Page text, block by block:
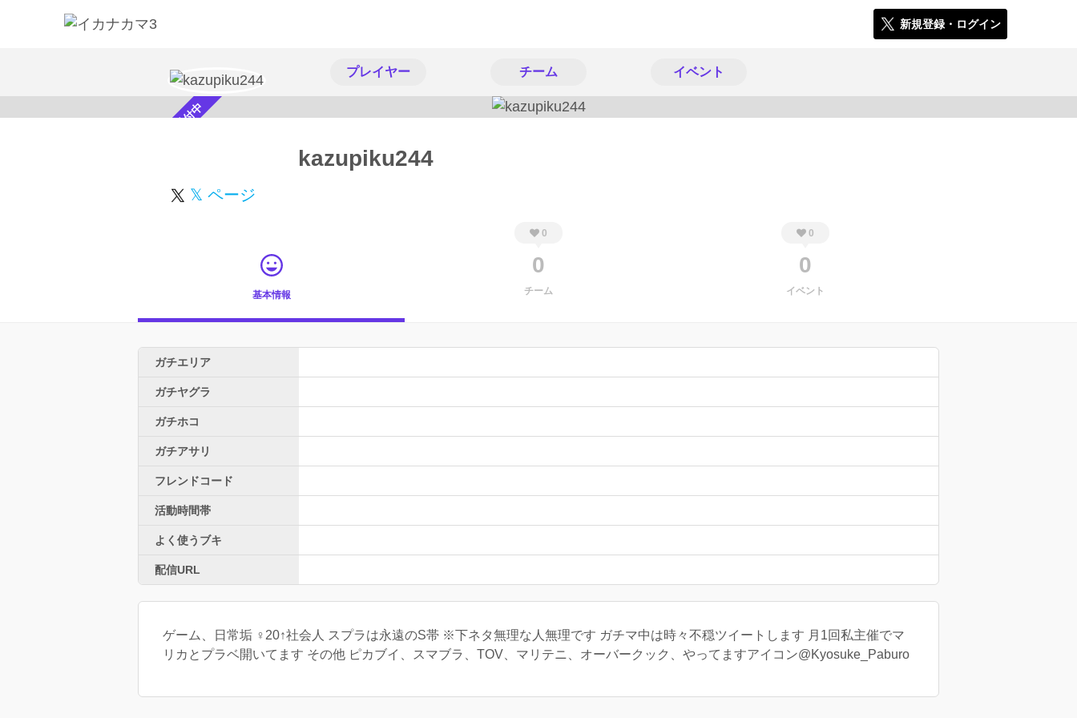
新規登録・ログイン
プレイヤー チーム イベント
スカウト受付中 kazupiku244
𝕏 ページ
基本情報
0
0
チーム
0
0
イベント
ガチエリア
ガチヤグラ
ガチホコ
ガチアサリ
フレンドコード
活動時間帯
よく使うブキ
配信URL
ゲーム、日常垢 ♀20↑社会人 スプラは永遠のS帯 ※下ネタ無理な人無理です ガチマ中は時々不穏ツイートします 月1回私主催でマ
リカとプラベ開いてます その他 ピカブイ、スマブラ、TOV、マリテニ、オーバークック、やってますアイコン@Kyosuke_Paburo